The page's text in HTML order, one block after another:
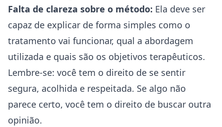
Falta de clareza sobre o método: Ela deve ser
capaz de explicar de forma simples como o
tratamento vai funcionar, qual a abordagem
utilizada e quais são os objetivos terapêuticos.
Lembre-se: você tem o direito de se sentir
segura, acolhida e respeitada. Se algo não
parece certo, você tem o direito de buscar outra
opinião.